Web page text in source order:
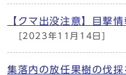
【クマ出没注意】目撃情
[2023年11月14日]
集落内の放任果樹の伐採